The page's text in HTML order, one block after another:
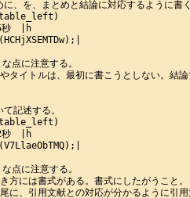
、を、まとめと結論に対応するように書く
秒　|h
点に注意する。
タイトルは、最初に書こうとしない。結論
記述する。
秒　|h
点に注意する。
方には書式がある。書式にしたがうこと。
に、引用文献との対応が分かるように引用